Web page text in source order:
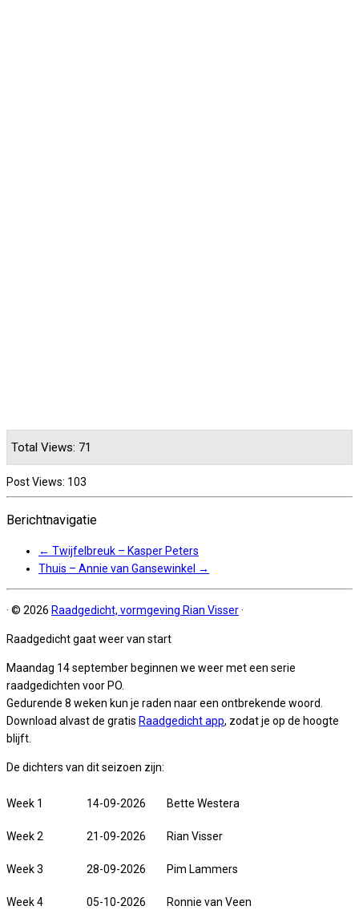
Total Views: 71
Post Views: 103
Berichtnavigatie
← Twijfelbreuk – Kasper Peters
Thuis – Annie van Gansewinkel →
· © 2026 Raadgedicht, vormgeving Rian Visser·
Raadgedicht gaat weer van start
Maandag 14 september beginnen we weer met een serie
raadgedichten voor PO.
Gedurende 8 weken kun je raden naar een ontbrekende woord.
Download alvast de gratis Raadgedicht app, zodat je op de hoogte
blijft.
De dichters van dit seizoen zijn:
Week 1 14-09-2026 Bette Westera
Week 2 21-09-2026 Rian Visser
Week 3 28-09-2026 Pim Lammers
Week 4 05-10-2026 Ronnie van Veen